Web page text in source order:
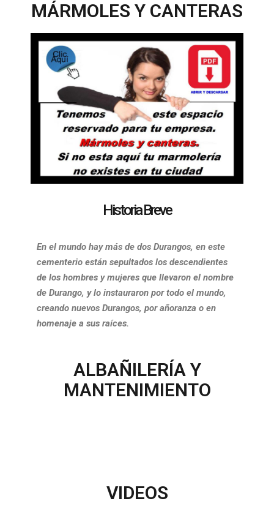
MÁRMOLES Y CANTERAS
Historia Breve
En el mundo hay más de dos Durangos, en este
cementerio están sepultados los descendientes
de los hombres y mujeres que llevaron el nombre
de Durango, y lo instauraron por todo el mundo,
creando nuevos Durangos, por añoranza o en
homenaje a sus raíces.
ALBAÑILERÍA Y
MANTENIMIENTO
VIDEOS